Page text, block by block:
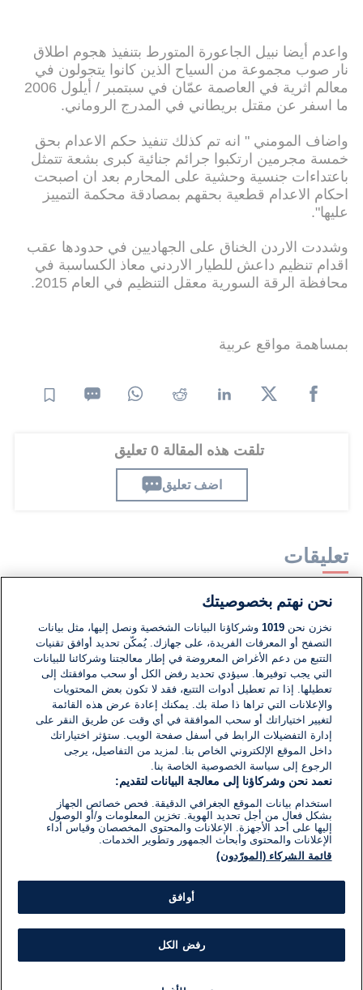
واعدم أيضا نبيل الجاعورة المتورط بتنفيذ هجوم اطلاق
نار صوب مجموعة من السياح الذين كانوا يتجولون في
معالم اثرية في العاصمة عمّان في سبتمبر / أيلول 2006
ما اسفر عن مقتل بريطاني في المدرج الروماني.
واضاف المومني " انه تم كذلك تنفيذ حكم الاعدام بحق
خمسة مجرمين ارتكبوا جرائم جنائية كبرى بشعة تتمثل
باعتداءات جنسية وحشية على المحارم بعد ان اصبحت
احكام الاعدام قطعية بحقهم بمصادقة محكمة التمييز
عليها".
وشددت الاردن الخناق على الجهاديين في حدودها عقب
اقدام تنظيم داعش للطيار الاردني معاذ الكساسبة في
محافظة الرقة السورية معقل التنظيم في العام 2015.
بمساهمة مواقع عربية
تلقت هذه المقالة 0 تعليق
اضف تعليق
تعليقات
لا توجد تعليقات مكتوبة حتى الآن. كن الأول!
اكتب تعليقًا جديدًا ...
نحن نهتم بخصوصيتك
نخزن نحن1019 وشركاؤنا البيانات الشخصية ونصل إليها، مثل بيانات
التصفح أو المعرفات الفريدة، على جهازك. يُمكّن تحديد أوافق تقنيات
التتبع من دعم الأغراض المعروضة في إطار معالجتنا وشركائنا للبيانات
التي يجب توفيرها. سيؤدي تحديد رفض الكل أو سحب موافقتك إلى
تعطيلها. إذا تم تعطيل أدوات التتبع، فقد لا تكون بعض المحتويات
والإعلانات التي تراها ذا صلة بك. يمكنك إعادة عرض هذه القائمة
لتغيير اختياراتك أو سحب الموافقة في أي وقت عن طريق النقر على
إدارة التفضيلات الرابط في أسفل صفحة الويب. ستؤثر اختياراتك
داخل الموقع الإلكتروني الخاص بنا. لمزيد من التفاصيل، يرجى
الرجوع إلى سياسة الخصوصية الخاصة بنا.
نعمد نحن وشركاؤنا إلى معالجة البيانات لتقديم:
استخدام بيانات الموقع الجغرافي الدقيقة. فحص خصائص الجهاز
بشكل فعال من أجل تحديد الهوية. تخزين المعلومات و/أو الوصول
إليها على أحد الأجهزة. الإعلانات والمحتوى المخصصان وقياس أداء
الإعلانات والمحتوى وأبحاث الجمهور وتطوير الخدمات.
قائمة الشركاء (المورّدون)
أوافق
رفض الكل